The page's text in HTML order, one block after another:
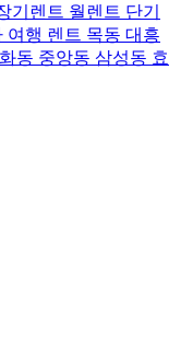
기렌트 월렌트 단기
여행 렌트 목동 대흥
동 중앙동 삼성동 효